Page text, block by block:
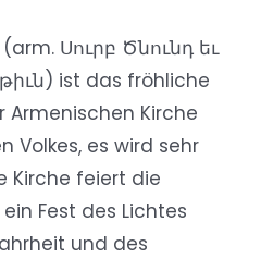
Սուրբ Ծնունդ եւ
ist das fröhliche
Armenischen Kirche
Volkes, es wird sehr
Kirche feiert die
Fest des Lichtes
und des